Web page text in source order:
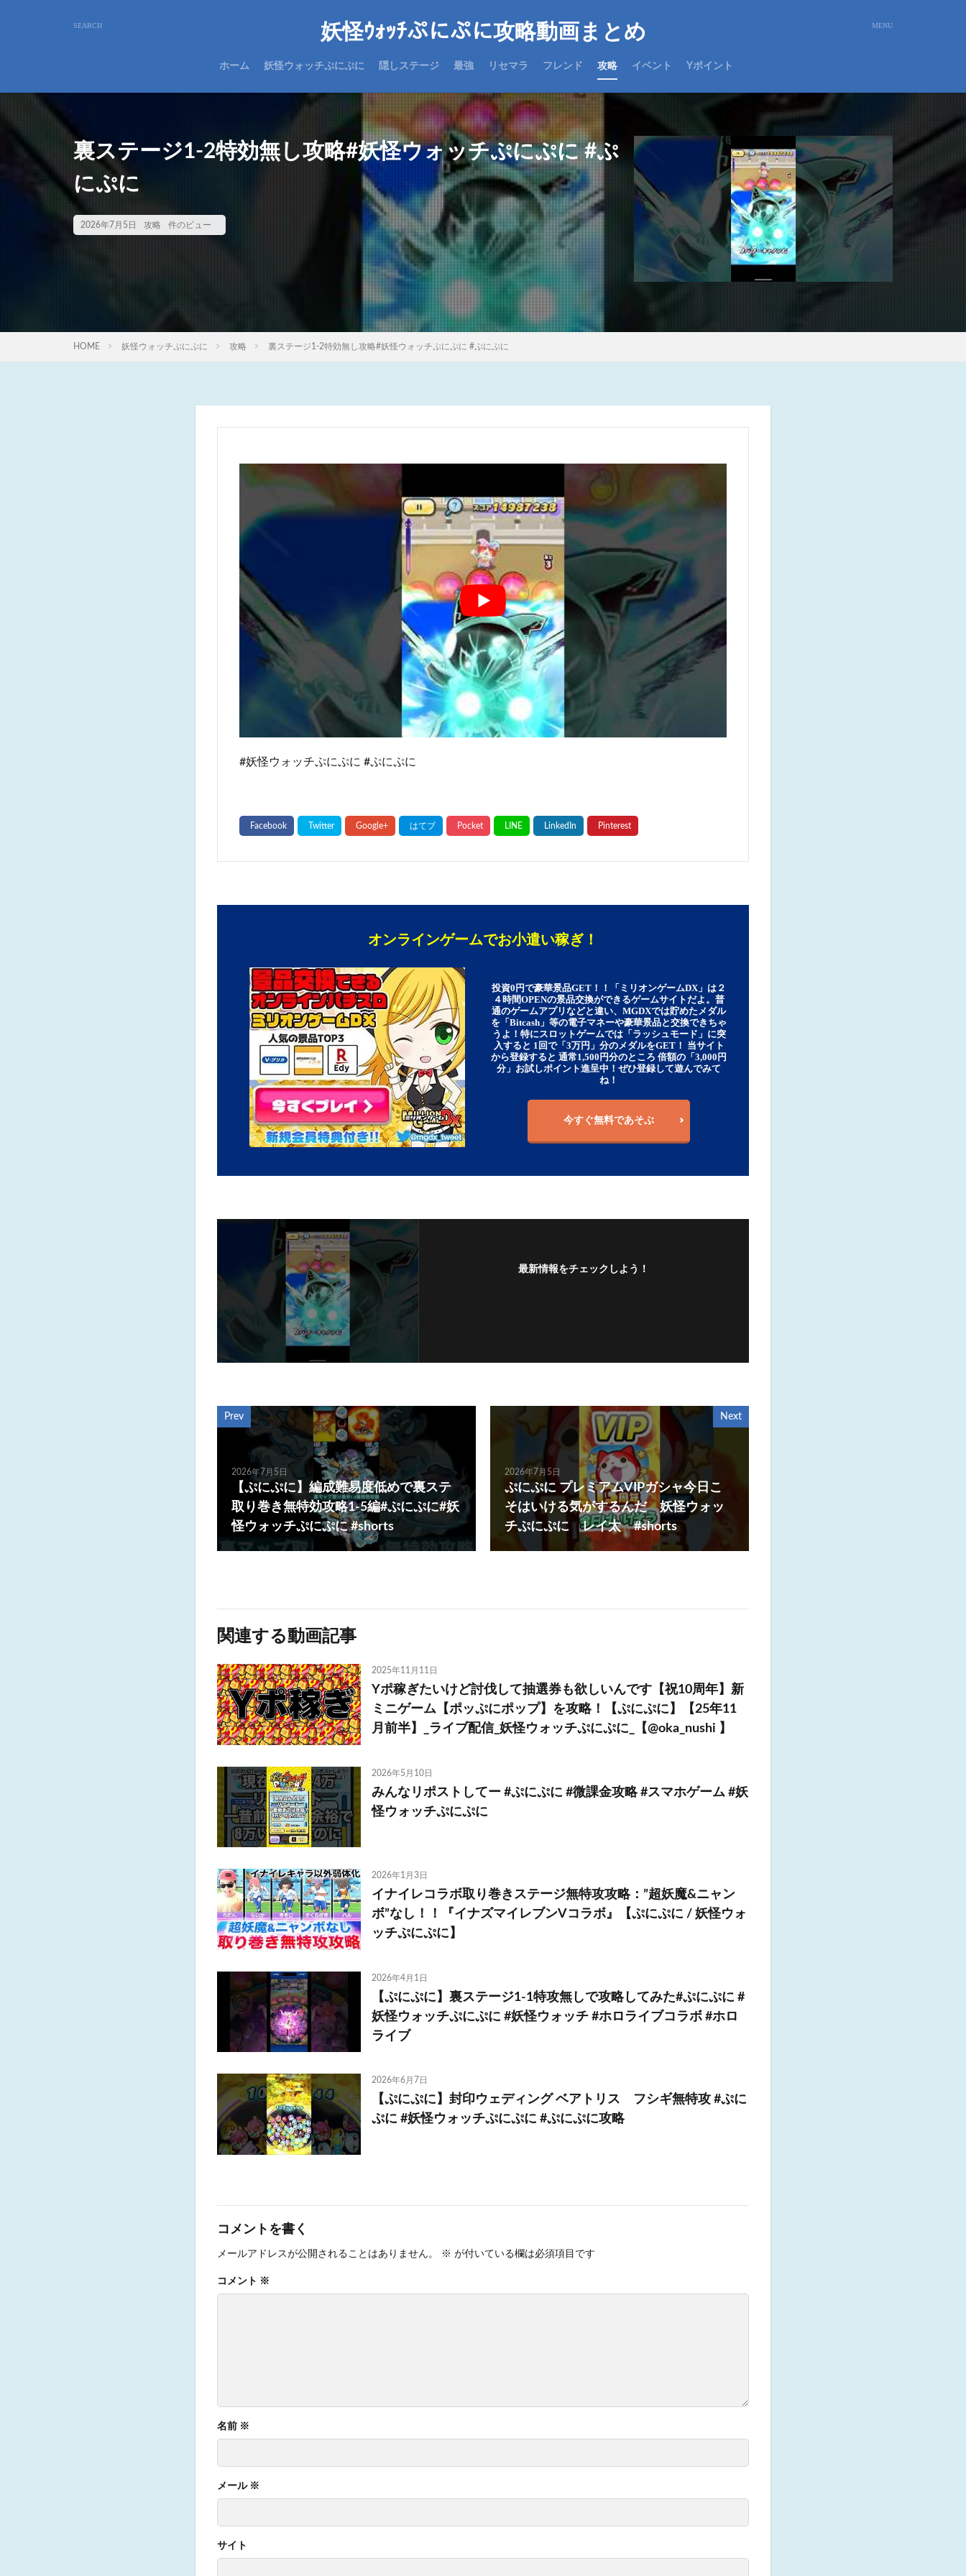
妖怪ｳｫｯﾁぷにぷに攻略動画まとめ
ホーム 妖怪ウォッチぷにぷに 隠しステージ 最強 リセマラ フレンド 攻略 イベント Yポイント
裏ステージ1-2特効無し攻略#妖怪ウォッチぷにぷに #ぷ
にぷに
2026年7月5日 攻略 件のビュー
HOME 妖怪ウォッチぷにぷに 攻略 裏ステージ1-2特効無し攻略#妖怪ウォッチぷにぷに #ぷにぷに
#妖怪ウォッチぷにぷに #ぷにぷに
オンラインゲームでお小遣い稼ぎ！
投資0円で豪華景品GET！！「ミリオンゲームDX」は２
４時間OPENの景品交換ができるゲームサイトだよ。普
通のゲームアプリなどと違い、MGDXでは貯めたメダル
を「Bitcash」等の電子マネーや豪華景品と交換できちゃ
うよ！特にスロットゲームでは「ラッシュモード」に突
入すると 1回で「3万円」分のメダルをGET！ 当サイト
から登録すると 通常1,500円分のところ 倍額の「3,000円
分」お試しポイント進呈中！ぜひ登録して遊んでみて
ね！
今すぐ無料であそぶ
最新情報をチェックしよう！
Prev
2026年7月5日
【ぷにぷに】編成難易度低めで裏ステ
取り巻き無特効攻略1-5編#ぷにぷに#妖
怪ウォッチぷにぷに #shorts
Next
2026年7月5日
ぷにぷに プレミアムVIPガシャ今日こ
そはいける気がするんだ 妖怪ウォッ
チぷにぷに レイ太 #shorts
関連する動画記事
2025年11月11日
Yポ稼ぎたいけど討伐して抽選券も欲しいんです【祝10周年】新
ミニゲーム【ポッぷにポップ】を攻略！【ぷにぷに】【25年11
月前半】_ライブ配信_妖怪ウォッチぷにぷに_【@oka_nushi 】
2026年5月10日
みんなリポストしてー #ぷにぷに #微課金攻略 #スマホゲーム #妖
怪ウォッチぷにぷに
2026年1月3日
イナイレコラボ取り巻きステージ無特攻攻略：”超妖魔&ニャン
ボ”なし！！『イナズマイレブンVコラボ』【ぷにぷに / 妖怪ウォ
ッチぷにぷに】
2026年4月1日
【ぷにぷに】裏ステージ1-1特攻無しで攻略してみた#ぷにぷに #
妖怪ウォッチぷにぷに #妖怪ウォッチ #ホロライブコラボ #ホロ
ライブ
2026年6月7日
【ぷにぷに】封印ウェディング ベアトリス フシギ無特攻 #ぷに
ぷに #妖怪ウォッチぷにぷに #ぷにぷに攻略
コメントを書く
メールアドレスが公開されることはありません。 ※ が付いている欄は必須項目です
コメント ※
名前 ※
メール ※
サイト